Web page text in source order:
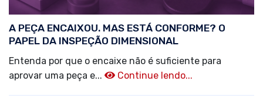
A PEÇA ENCAIXOU. MAS ESTÁ CONFORME? O
PAPEL DA INSPEÇÃO DIMENSIONAL
Entenda por que o encaixe não é suficiente para
aprovar uma peça e...
Continue lendo...